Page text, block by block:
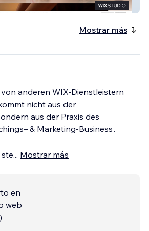
Mostrar más
anderen WIX-Dienstleistern
nicht aus der
aus der Praxis des
& Marketing-Business .
ste... Mostrar más
en
web
)